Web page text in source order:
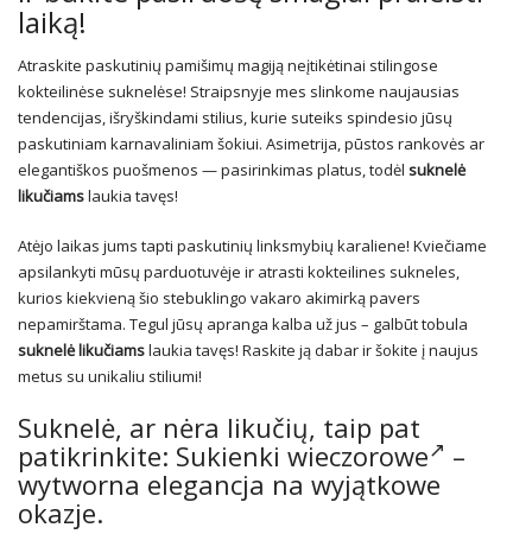
laiką!
Atraskite paskutinių pamišimų magiją neįtikėtinai stilingose
kokteilinėse suknelėse! Straipsnyje mes slinkome naujausias
tendencijas, išryškindami stilius, kurie suteiks spindesio jūsų
paskutiniam karnavaliniam šokiui. Asimetrija, pūstos rankovės ar
elegantiškos puošmenos — pasirinkimas platus, todėl suknelė
likučiamslaukia tavęs!
Atėjo laikas jums tapti paskutinių linksmybių karaliene! Kviečiame
apsilankyti mūsų parduotuvėje ir atrasti kokteilines sukneles,
kurios kiekvieną šio stebuklingo vakaro akimirką pavers
nepamirštama. Tegul jūsų apranga kalba už jus – galbūt tobula
suknelė likučiamslaukia tavęs! Raskite ją dabar ir šokite į naujus
metus su unikaliu stiliumi!
Suknelė, ar nėra likučių, taip pat
patikrinkite: Sukienki wieczorowe
–
wytworna elegancja na wyjątkowe
okazje.